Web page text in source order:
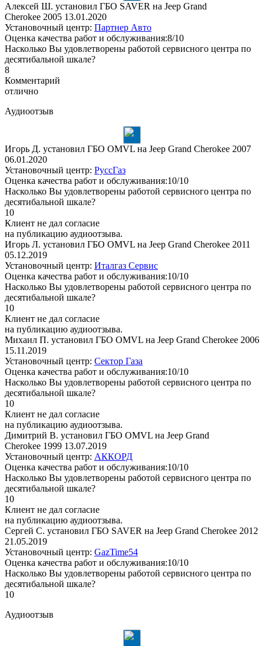
Алексей Ш. установил ГБО SAVER на Jeep Grand
Cherokee 2005 13.01.2020
Установочный центр: Партнер Авто
Оценка качества работ и обслуживания:8/10
Насколько Вы удовлетворены работой сервисного центра по
десятибальной шкале?
8
Комментарий
отлично
Аудиоотзыв
Игорь Д. установил ГБО OMVL на Jeep Grand Cherokee 2007
06.01.2020
Установочный центр: РуссГаз
Оценка качества работ и обслуживания:10/10
Насколько Вы удовлетворены работой сервисного центра по
десятибальной шкале?
10
Клиент не дал согласие
на публикацию аудиоотзыва.
Игорь Л. установил ГБО OMVL на Jeep Grand Cherokee 2011
05.12.2019
Установочный центр: Италгаз Сервис
Оценка качества работ и обслуживания:10/10
Насколько Вы удовлетворены работой сервисного центра по
десятибальной шкале?
10
Клиент не дал согласие
на публикацию аудиоотзыва.
Михаил П. установил ГБО OMVL на Jeep Grand Cherokee 2006
15.11.2019
Установочный центр: Сектор Газа
Оценка качества работ и обслуживания:10/10
Насколько Вы удовлетворены работой сервисного центра по
десятибальной шкале?
10
Клиент не дал согласие
на публикацию аудиоотзыва.
Димитрий В. установил ГБО OMVL на Jeep Grand
Cherokee 1999 13.07.2019
Установочный центр: АККОРД
Оценка качества работ и обслуживания:10/10
Насколько Вы удовлетворены работой сервисного центра по
десятибальной шкале?
10
Клиент не дал согласие
на публикацию аудиоотзыва.
Сергей С. установил ГБО SAVER на Jeep Grand Cherokee 2012
21.05.2019
Установочный центр: GazTime54
Оценка качества работ и обслуживания:10/10
Насколько Вы удовлетворены работой сервисного центра по
десятибальной шкале?
10
Аудиоотзыв